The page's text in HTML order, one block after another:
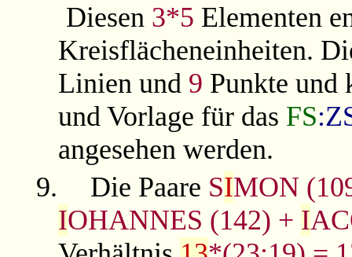
Diesen 3*5 Elementen
Kreisflächeneinheiten.
Linien und 9 Punkte und
und Vorlage für das FS
angesehen werden.
9.
Die Paare SIMON
IOHANNES (142) + I